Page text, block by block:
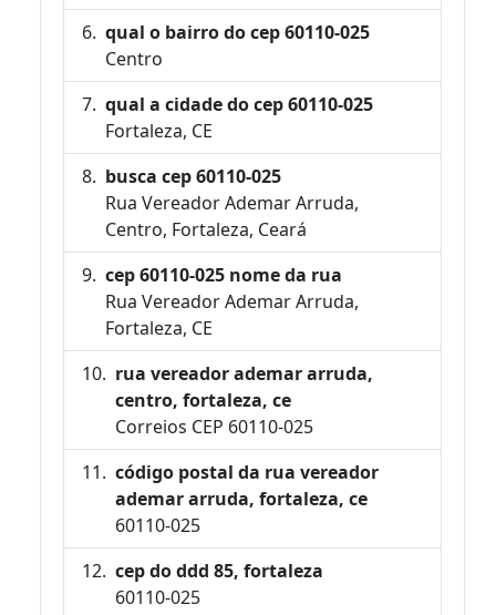
qual o bairro do cep 60110-025
Centro
qual a cidade do cep 60110-025
Fortaleza, CE
busca cep 60110-025
Rua Vereador Ademar Arruda,
Centro, Fortaleza, Ceará
cep 60110-025 nome da rua
Rua Vereador Ademar Arruda,
Fortaleza, CE
rua vereador ademar arruda,
centro, fortaleza, ce
Correios CEP 60110-025
código postal da rua vereador
ademar arruda, fortaleza, ce
60110-025
cep do ddd 85, fortaleza
60110-025